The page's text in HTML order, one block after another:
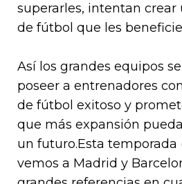
superarles, intentan crear
de fútbol que les
Así los grandes equipos
poseer a entrenadores
de fútbol exitoso y
que más expansión
un futuro.Esta temporada
vemos a Madrid y